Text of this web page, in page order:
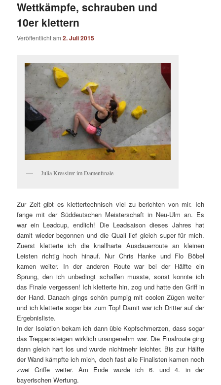
Wettkämpfe, schrauben und
10er klettern
Veröffentlicht am2. Juli 2015
Julia Kressirer im Damenfinale
Zur Zeit gibt es klettertechnisch viel zu berichten von mir. Ich
fange mit der Süddeutschen Meisterschaft in Neu-Ulm an. Es
war ein Leadcup, endlich! Die Leadsaison dieses Jahres hat
damit wieder begonnen und die Quali lief gleich super für mich.
Zuerst kletterte ich die knallharte Ausdauerroute an kleinen
Leisten richtig hoch hinauf. Nur Chris Hanke und Flo Böbel
kamen weiter. In der anderen Route war bei der Hälfte ein
Sprung, den ich unbedingt schaffen musste, sonst konnte ich
das Finale vergessen! Ich kletterte hin, zog und hatte den Griff in
der Hand. Danach gings schön pumpig mit coolen Zügen weiter
und ich kletterte sogar bis zum Top! Damit war ich Dritter auf der
Ergebnisliste.
In der Isolation bekam ich dann üble Kopfschmerzen, dass sogar
das Treppensteigen wirklich unangenehm war. Die Finalroute ging
dann gleich hart los und wurde nichtmehr leichter. Bis zur Hälfte
der Wand kämpfte ich mich, doch fast alle Finalisten kamen noch
zwei Griffe weiter. Am Ende wurde ich 6. und 4. in der
bayerischen Wertung.